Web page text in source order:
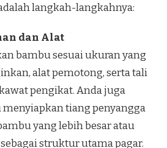
langkah-langkahnya:
dan Alat
bambu sesuai ukuran yang
alat pemotong, serta tali
pengikat. Anda juga
menyiapkan tiang penyangga
yang lebih besar atau
struktur utama pagar.